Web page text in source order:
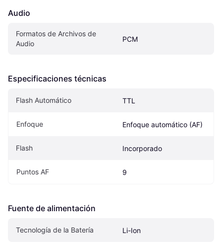
Audio
Formatos de Archivos de
Audio
PCM
Especificaciones técnicas
Flash Automático TTL
Enfoque Enfoque automático (AF)
Flash Incorporado
Puntos AF 9
Fuente de alimentación
Tecnología de la Batería Li-Ion